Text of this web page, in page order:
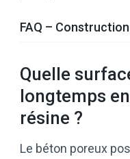
FAQ –
Quelle
longtemps
résine ?
Le béton poreux